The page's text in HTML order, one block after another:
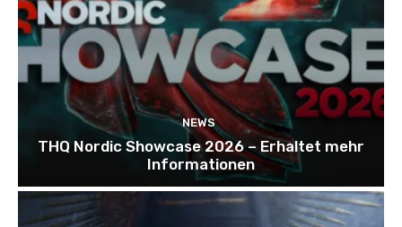
NEWS
THQ Nordic Showcase 2026 – Erhaltet mehr
Informationen